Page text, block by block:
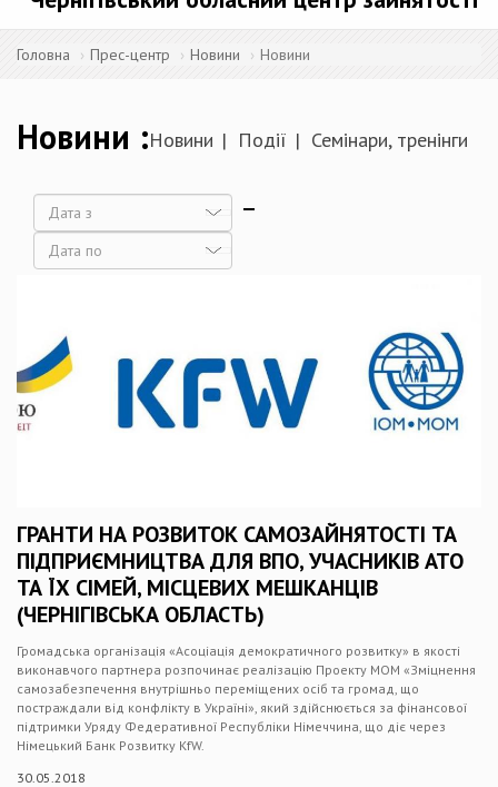
Головна Прес-центр Новини Новини
Новини Новини Події Семінари, тренінги
Дата
ГРАНТИ НА РОЗВИТОК САМОЗАЙНЯТОСТІ ТА
ПІДПРИЄМНИЦТВА ДЛЯ ВПО, УЧАСНИКІВ АТО
ТА ЇХ СІМЕЙ, МІСЦЕВИХ МЕШКАНЦІВ
(ЧЕРНІГІВСЬКА ОБЛАСТЬ)
Громадська організація «Асоціація демократичного розвитку» в якості
виконавчого партнера розпочинає реалізацію Проекту МОМ «Зміцнення
самозабезпечення внутрішньо переміщених осіб та громад, що
постраждали від конфлікту в Україні», який здійснюється за фінансової
підтримки Уряду Федеративної Республіки Німеччина, що діє через
Німецький Банк Розвитку KfW.
30.05.2018